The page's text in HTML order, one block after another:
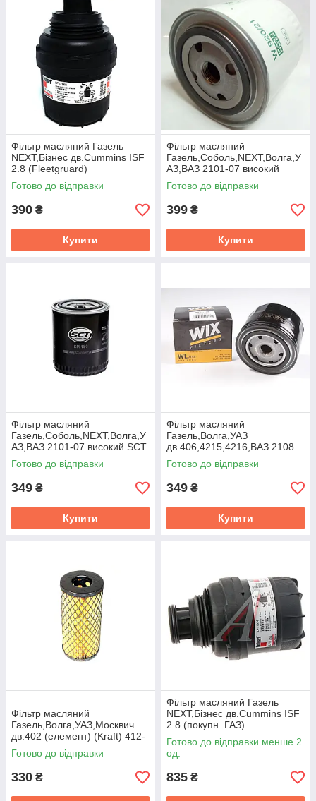
Фiльтр масляний Газель
NEXT,Бiзнес дв.Cummins ISF
2.8 (Fleetgruard)
LF17356,5266016
Готово до відправки
390 ₴
Купити
Фільтр масляний
Газель,Соболь,NEXT,Волга,У
АЗ,ВАЗ 2101-07 високий
MANN W920/21
Готово до відправки
399 ₴
Купити
Фільтр масляний
Газель,Соболь,NEXT,Волга,У
АЗ,ВАЗ 2101-07 високий SCT
3105-1012005
Готово до відправки
349 ₴
Купити
Фiльтр масляний
Газель,Волга,УАЗ
дв.406,4215,4216,ВАЗ 2108
(низький) (WixFiltron) WL7168
Готово до відправки
349 ₴
Купити
Фiльтр масляний
Газель,Волга,УАЗ,Москвич
дв.402 (елемент) (Kraft) 412-
1017140
Готово до відправки
330 ₴
Фiльтр масляний Газель
NEXT,Бiзнес дв.Cummins ISF
2.8 (покупн. ГАЗ)
LF17356,5266016
Готово до відправки менше 2
од.
835 ₴